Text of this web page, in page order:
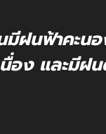
มีฝนฟ้าคะ
นื่อง และมีฝ